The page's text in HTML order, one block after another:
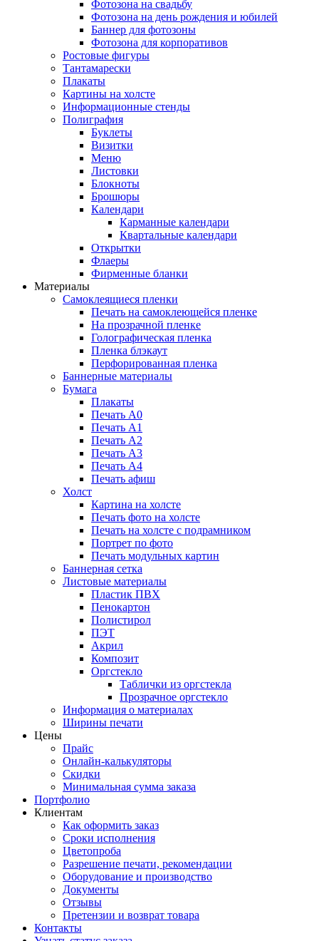
Фотозона на свадьбу
Фотозона на день рождения и юбилей
Баннер для фотозоны
Фотозона для корпоративов
Ростовые фигуры
Тантамарески
Плакаты
Картины на холсте
Информационные стенды
Полиграфия
Буклеты
Визитки
Меню
Листовки
Блокноты
Брошюры
Календари
Карманные календари
Квартальные календари
Открытки
Флаеры
Фирменные бланки
Материалы
Самоклеящиеся пленки
Печать на самоклеющейся пленке
На прозрачной пленке
Голографическая пленка
Пленка блэкаут
Перфорированная пленка
Баннерные материалы
Бумага
Плакаты
Печать А0
Печать А1
Печать А2
Печать А3
Печать А4
Печать афиш
Холст
Картина на холсте
Печать фото на холсте
Печать на холсте с подрамником
Портрет по фото
Печать модульных картин
Баннерная сетка
Листовые материалы
Пластик ПВХ
Пенокартон
Полистирол
ПЭТ
Акрил
Композит
Оргстекло
Таблички из оргстекла
Прозрачное оргстекло
Информация о материалах
Ширины печати
Цены
Прайс
Онлайн-калькуляторы
Скидки
Минимальная сумма заказа
Портфолио
Клиентам
Как оформить заказ
Сроки исполнения
Цветопроба
Разрешение печати, рекомендации
Оборудование и производство
Документы
Отзывы
Претензии и возврат товара
Контакты